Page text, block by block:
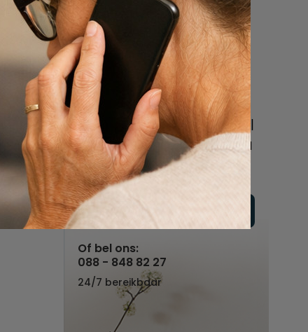
Nu
een uitvaart
regelen
Beschrijf uw wensen
online of bel ons geheel
vrijblijvend voor hulp na
een overlijden.
Vul hier uw wensen in
Of bel ons:
088 - 848 82 27
24/7 bereikbaar